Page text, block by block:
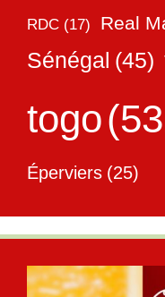
RDC (17) Real
Sénégal (45)
togo
Éperviers (25)